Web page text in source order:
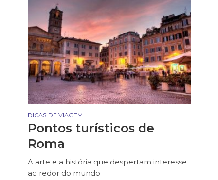
DICAS DE VIAGEM
Pontos turísticos de
Roma
A arte e a história que despertam interesse
ao redor do mundo